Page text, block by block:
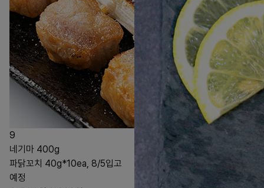
9
네기마 400g
파닭꼬치 40g*10ea, 8/5입고
예정